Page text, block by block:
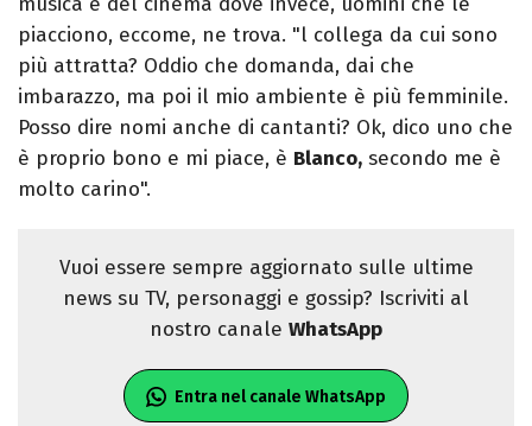
piacciono, eccome, ne trova. "l collega da cui sono
più attratta? Oddio che domanda, dai che
imbarazzo, ma poi il mio ambiente è più femminile.
Posso dire nomi anche di cantanti? Ok, dico uno che
è proprio bono e mi piace, è Blanco, secondo me è
molto carino".
Vuoi essere sempre aggiornato sulle ultime
news su TV, personaggi e gossip? Iscriviti al
nostro canale WhatsApp
Entra nel canale WhatsApp